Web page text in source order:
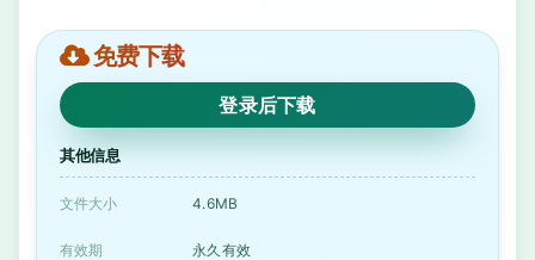
免费下载
登录后下载
其他信息
文件大小 4.6MB
有效期 永久有效